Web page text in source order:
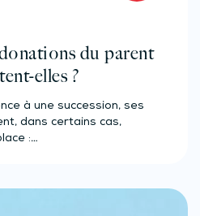
du parent
elles ?
à une succession, ses
dans certains cas,
:…